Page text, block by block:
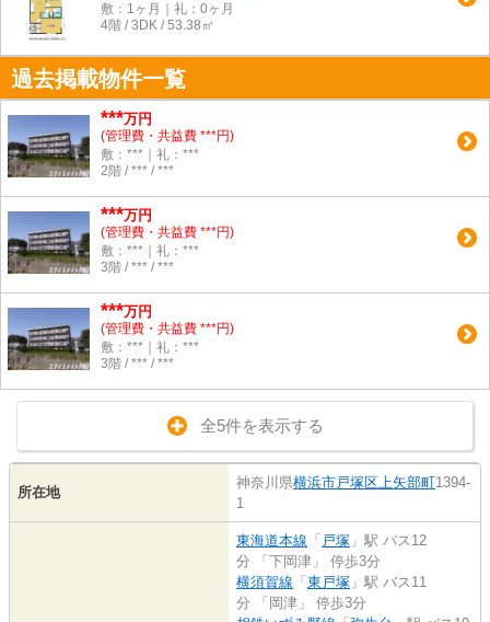
敷：1ヶ月｜礼：0ヶ月
4階 / 3DK / 53.38㎡
過去掲載物件一覧
***万円
(管理費・共益費 ***円)
敷：***｜礼：***
2階 / *** / ***
***万円
(管理費・共益費 ***円)
敷：***｜礼：***
3階 / *** / ***
***万円
(管理費・共益費 ***円)
敷：***｜礼：***
3階 / *** / ***
全5件を表示する
所在地
神奈川県横浜市戸塚区上矢部町1394-
1
東海道本線 「 戸塚 」駅 バス12
分 「下岡津」 停歩3分
横須賀線 「 東戸塚 」駅 バス11
分 「岡津」 停歩3分